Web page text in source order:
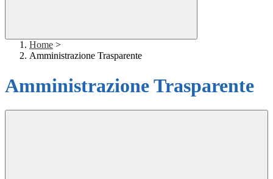
Home >
Amministrazione Trasparente
Amministrazione Trasparente